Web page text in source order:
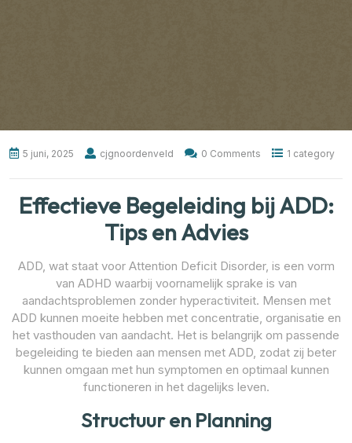
5 juni, 2025 cjgnoordenveld 0 Comments 1 category
Effectieve Begeleiding bij ADD:
Tips en Advies
ADD, wat staat voor Attention Deficit Disorder, is een vorm
van ADHD waarbij voornamelijk sprake is van
aandachtsproblemen zonder hyperactiviteit. Mensen met
ADD kunnen moeite hebben met concentratie, organisatie en
het vasthouden van aandacht. Het is belangrijk om passende
begeleiding te bieden aan mensen met ADD, zodat zij beter
kunnen omgaan met hun symptomen en optimaal kunnen
functioneren in het dagelijks leven.
Structuur en Planning